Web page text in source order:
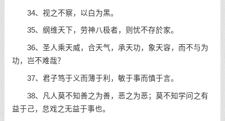
34、视之不察，以白为黑。
35、纲维天下，劳神八极者，则忧不存於家。
36、圣人乘天威，合天气，承天功，象天容，而不与为
功，岂不难哉？
37、君子笃于义而薄于利，敏于事而慎于言。
38、凡人莫不知善之为善，恶之为恶；莫不知学问之有
益于己，怠戏之无益于事也。